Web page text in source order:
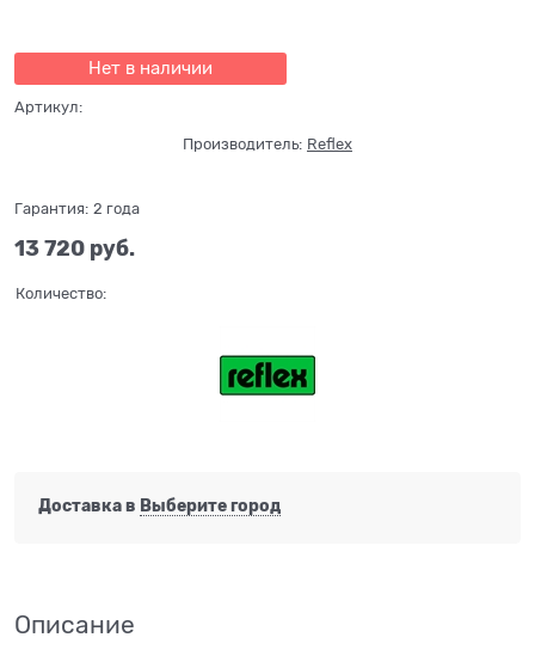
Нет в наличии
Артикул:
Производитель: Reflex
Гарантия: 2 года
13 720 руб.
Количество:
Доставка в Выберите город
Описание